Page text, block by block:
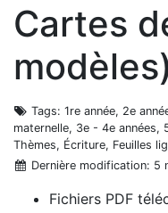
Cartes
Tags: 1re année, 2e
maternelle, 3e - 4e années,
Thèmes, Écriture, Feuilles
Dernière modification: 5
Fichiers PDF